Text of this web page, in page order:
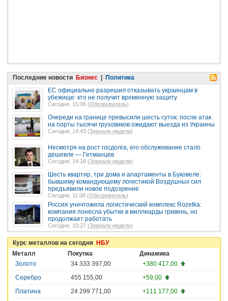
Последние новости Бизнес | Политика
ЕС официально разрешил отказывать украинцам в
убежище: кто не получит временную защиту
Сегодня, 15:06 (Обозреватель)
Очереди на границе превысили шесть суток: после атак
на порты тысячи грузовиков ожидают выезда из Украины
Сегодня, 14:43 (Зеркало недели)
Несмотря на рост госдолга, его обслуживание стало
дешевле — Гетманцев
Сегодня, 14:18 (Зеркало недели)
Шесть квартир, три дома и апартаменты в Буковеле:
бывшему командующему логистикой Воздушных сил
предъявили новое подозрение
Сегодня, 11:08 (Обозреватель)
Россия уничтожила логистический комплекс Rozetka:
компания понесла убытки в миллиарды гривень, но
продолжает работать
Сегодня, 10:27 (Зеркало недели)
Курс металлов на сегодня НБУ
Металл
Покупка
Динамика
Золото
34 333 397,00
+380 417,00
Серебро
455 155,00
+59,00
Платина
24 299 771,00
+111 177,00